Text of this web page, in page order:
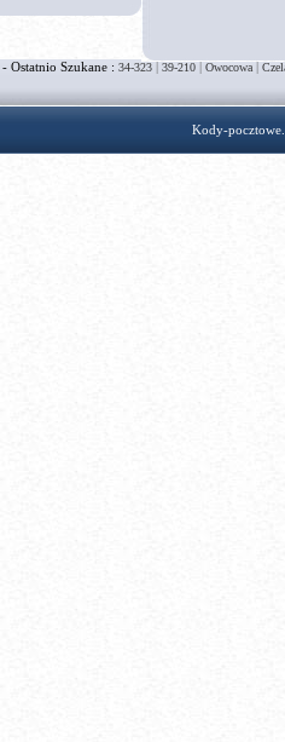
- Ostatnio Szukane : 34-323|39-210|Owocowa|
Kody-